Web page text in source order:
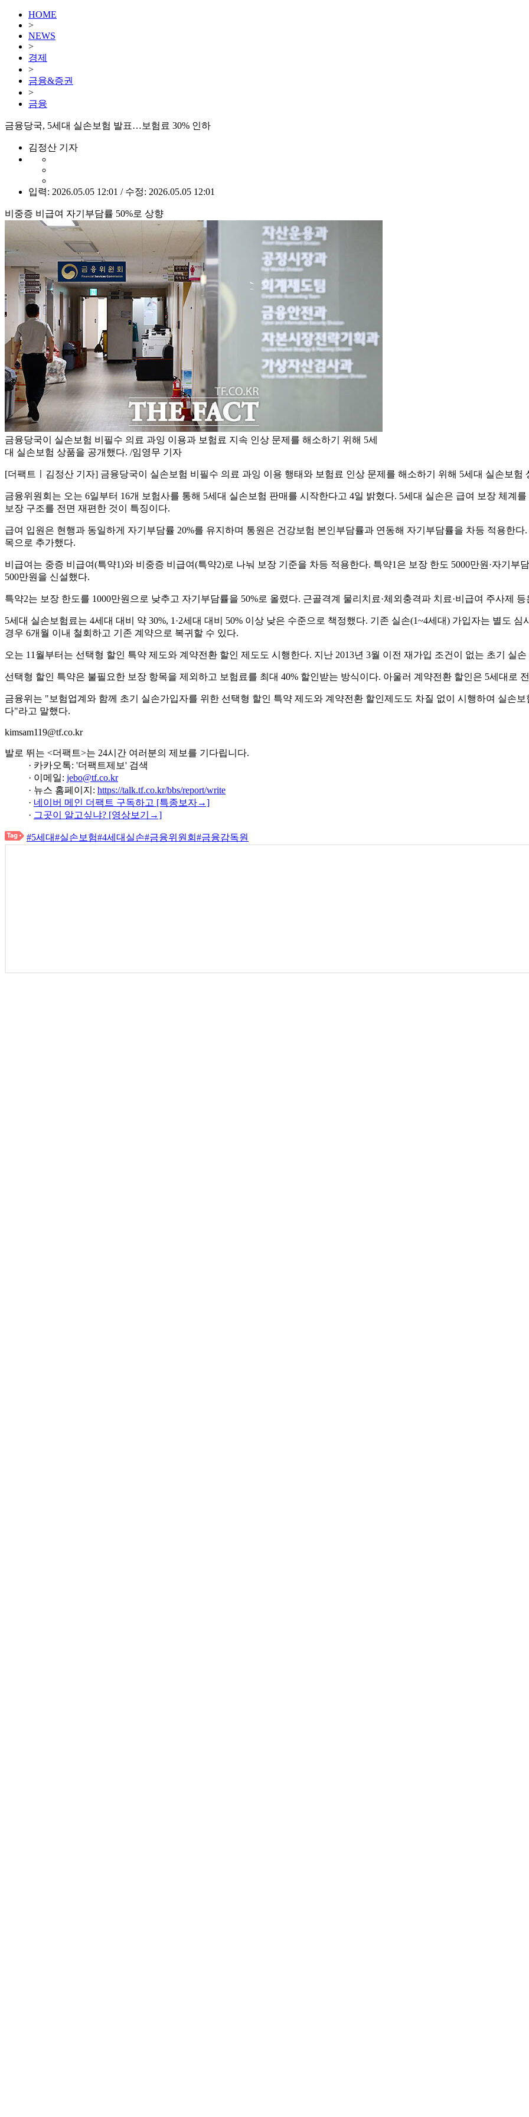
HOME
>
NEWS
>
경제
>
금융&증권
>
금융
금융당국, 5세대 실손보험 발표…보험료 30% 인하
김정산 기자
입력: 2026.05.05 12:01 / 수정: 2026.05.05 12:01
비중증 비급여 자기부담률 50%로 상향
금융당국이 실손보험 비필수 의료 과잉 이용과 보험료 지속 인상 문제를 해소하기 위해 5세
대 실손보험 상품을 공개했다. /임영무 기자
[더팩트ㅣ김정산 기자] 금융당국이 실손보험 비필수 의료 과잉 이용 행태와 보험료 인상 문제를 해소하기 위해 5세대 실손보험
금융위원회는 오는 6일부터 16개 보험사를 통해 5세대 실손보험 판매를 시작한다고 4일 밝혔다. 5세대 실손은 급여 보장 체계
보장 구조를 전면 재편한 것이 특징이다.
급여 입원은 현행과 동일하게 자기부담률 20%를 유지하며 통원은 건강보험 본인부담률과 연동해 자기부담률을 차등 적용한
목으로 추가했다.
비급여는 중증 비급여(특약1)와 비중증 비급여(특약2)로 나눠 보장 기준을 차등 적용한다. 특약1은 보장 한도 5000만원·자기부
500만원을 신설했다.
특약2는 보장 한도를 1000만원으로 낮추고 자기부담률을 50%로 올렸다. 근골격계 물리치료·체외충격파 치료·비급여 주사제
5세대 실손보험료는 4세대 대비 약 30%, 1·2세대 대비 50% 이상 낮은 수준으로 책정했다. 기존 실손(1~4세대) 가입자는 별도
경우 6개월 이내 철회하고 기존 계약으로 복귀할 수 있다.
오는 11월부터는 선택형 할인 특약 제도와 계약전환 할인 제도도 시행한다. 지난 2013년 3월 이전 재가입 조건이 없는 초기 실
선택형 할인 특약은 불필요한 보장 항목을 제외하고 보험료를 최대 40% 할인받는 방식이다. 아울러 계약전환 할인은 5세대로
금융위는 "보험업계와 함께 초기 실손가입자를 위한 선택형 할인 특약 제도와 계약전환 할인제도도 차질 없이 시행하여 실손
다"라고 말했다.
kimsam119@tf.co.kr
발로 뛰는 <더팩트>는 24시간 여러분의 제보를 기다립니다.
· 카카오톡: '더팩트제보' 검색
· 이메일: jebo@tf.co.kr
· 뉴스 홈페이지: https://talk.tf.co.kr/bbs/report/write
· 네이버 메인 더팩트 구독하고 [특종보자→]
· 그곳이 알고싶냐? [영상보기→]
#5세대#실손보험#4세대실손#금융위원회 #금융감독원